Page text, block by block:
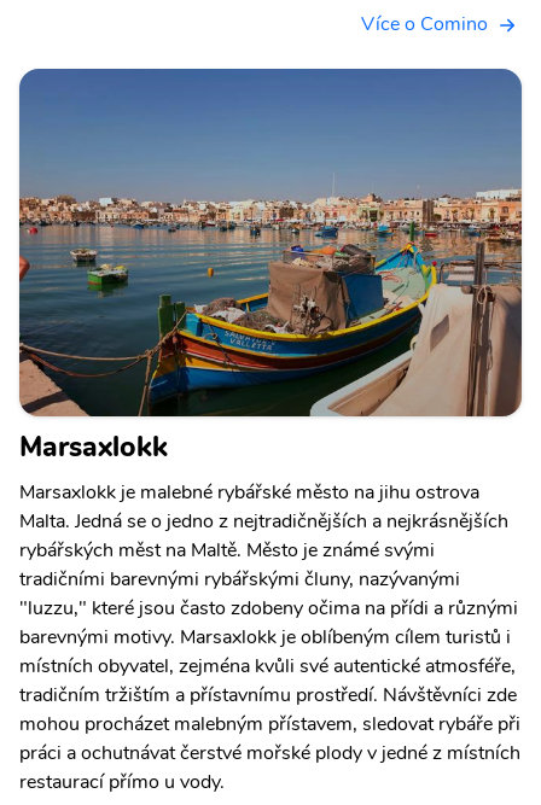
Více o Comino
Marsaxlokk
Marsaxlokk je malebné rybářské město na jihu ostrova
Malta. Jedná se o jedno z nejtradičnějších a nejkrásnějších
rybářských měst na Maltě. Město je známé svými
tradičními barevnými rybářskými čluny, nazývanými
"luzzu," které jsou často zdobeny očima na přídi a různými
barevnými motivy. Marsaxlokk je oblíbeným cílem turistů i
místních obyvatel, zejména kvůli své autentické atmosféře,
tradičním tržištím a přístavnímu prostředí. Návštěvníci zde
mohou procházet malebným přístavem, sledovat rybáře při
práci a ochutnávat čerstvé mořské plody v jedné z místních
restaurací přímo u vody.